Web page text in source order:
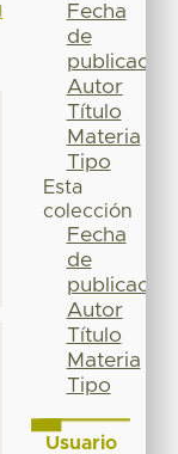
Fecha
de
publicación
Autor
Título
Materia
Tipo
Esta
colección
Fecha
de
publicación
Autor
Título
Materia
Tipo
Usuario